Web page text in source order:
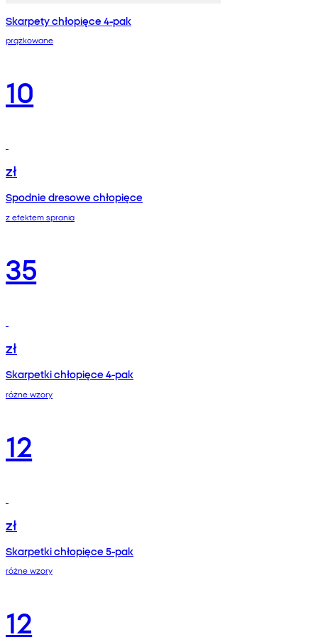
Skarpety chłopięce 4-pak
prążkowane
10
zł
Spodnie dresowe chłopięce
z efektem sprania
35
zł
Skarpetki chłopięce 4-pak
różne wzory
12
zł
Skarpetki chłopięce 5-pak
różne wzory
12